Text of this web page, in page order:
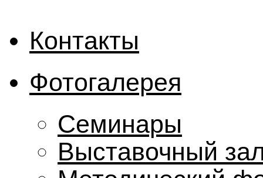
Контакты
Фотогалерея
Семинары
Выставочный